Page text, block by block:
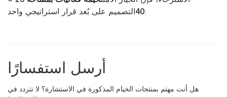
40التصميم على بُعد قرار استراتيجي واحد.
أرسل استفسارًا
هل أنت مهتم بمنتجات الخيام المذكورة في الاستشارة؟ لا تتردد في